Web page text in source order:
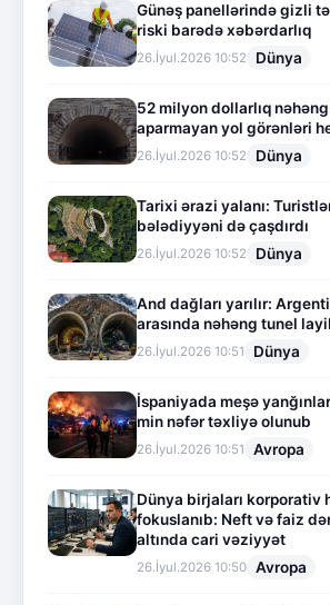
Günəş panellərində gizli
riski barədə xəbərdarlıq
26.İyul.2026 10:52 Dünya
52 milyon dollarlıq
aparmayan yol görənləri
26.İyul.2026 10:52 Dünya
Tarixi ərazi yalanı:
bələdiyyəni də çaşdırdı
26.İyul.2026 10:52 Dünya
And dağları yarılır:
arasında nəhəng tunel
26.İyul.2026 10:51 Dünya
İspaniyada meşə
min nəfər təxliyə olunub
26.İyul.2026 10:51 Avropa
Dünya birjaları korporativ
fokuslanıb: Neft və faiz
altında cari vəziyyət
26.İyul.2026 10:50 Avropa